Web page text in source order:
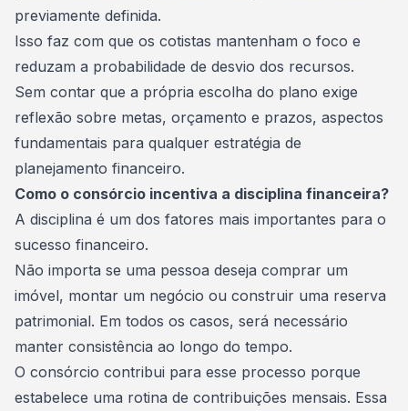
previamente definida.
Isso faz com que os cotistas mantenham o foco e
reduzam a probabilidade de desvio dos recursos.
Sem contar que a própria escolha do plano exige
reflexão sobre metas, orçamento e prazos, aspectos
fundamentais para qualquer estratégia de
planejamento financeiro.
Como o consórcio incentiva a disciplina financeira?
A disciplina é um dos fatores mais importantes para o
sucesso financeiro.
Não importa se uma pessoa deseja comprar um
imóvel, montar um negócio ou construir uma reserva
patrimonial. Em todos os casos, será necessário
manter consistência ao longo do tempo.
O consórcio contribui para esse processo porque
estabelece uma rotina de contribuições mensais. Essa